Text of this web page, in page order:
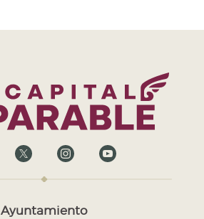
Ayuntamiento